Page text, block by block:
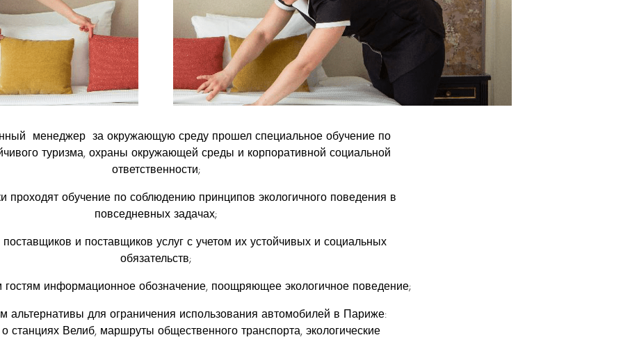
менеджер за окружающую среду прошел специальное обучение по
туризма, охраны окружающей среды и корпоративной социальной
ответственности;
проходят обучение по соблюдению принципов экологичного поведения в
повседневных задачах;
и поставщиков услуг с учетом их устойчивых и социальных
обязательств;
информационное обозначение, поощряющее экологичное поведение;
альтернативы для ограничения использования автомобилей в Париже:
станциях Велиб, маршруты общественного транспорта, экологические